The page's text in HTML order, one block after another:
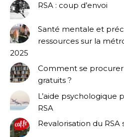
RSA : coup d’envoi
Santé mentale et
ressources sur la
2025
Comment se procurer
gratuits ?
L’aide psychologique
RSA
Revalorisation du RSA